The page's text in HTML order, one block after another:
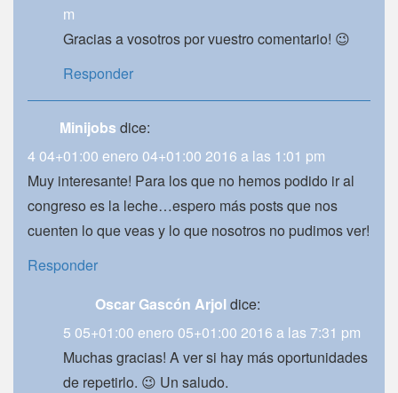
m
Gracias a vosotros por vuestro comentario! 😉
Responder
Minijobs dice:
4 04+01:00 enero 04+01:00 2016 a las 1:01 pm
Muy interesante! Para los que no hemos podido ir al
congreso es la leche…espero más posts que nos
cuenten lo que veas y lo que nosotros no pudimos ver!
Responder
Oscar Gascón Arjoldice:
5 05+01:00 enero 05+01:00 2016 a las 7:31 pm
Muchas gracias! A ver si hay más oportunidades
de repetirlo. 😉 Un saludo.